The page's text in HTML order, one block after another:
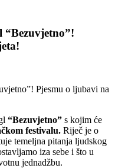
“Bezuvjetno”!
“Bezuvjetno”s kojim će
festivalu. Riječ je o
temeljna pitanja ljudskog
iza sebe i što u
jednadžbu.